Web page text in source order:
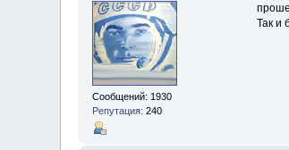
Сообщений: 1930
Репутация: 240
Так и